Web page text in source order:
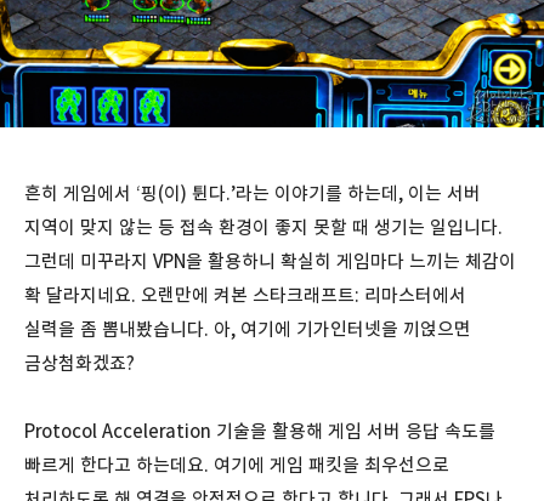
흔히 게임에서 ‘핑(이) 튄다.’라는 이야기를 하는데, 이는 서버
지역이 맞지 않는 등 접속 환경이 좋지 못할 때 생기는 일입니다.
그런데 미꾸라지 VPN을 활용하니 확실히 게임마다 느끼는 체감이
확 달라지네요. 오랜만에 켜본 스타크래프트: 리마스터에서
실력을 좀 뽐내봤습니다. 아, 여기에 기가인터넷을 끼얹으면
금상첨화겠죠?
Protocol Acceleration 기술을 활용해 게임 서버 응답 속도를
빠르게 한다고 하는데요. 여기에 게임 패킷을 최우선으로